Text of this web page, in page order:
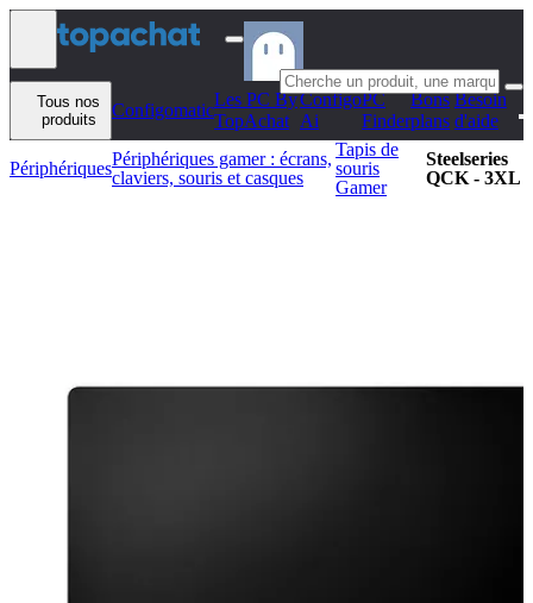
Aller au contenu
Tous nos
produits
Configomatic
Les PC By
TopAchat
Configo
Ai
PC
Finder
Bons
plans
Besoin
d'aide
PériphériquesPériphériques gamer : écrans,
claviers, souris et casques
Tapis de
souris
Gamer
Steelseries
QCK - 3XL